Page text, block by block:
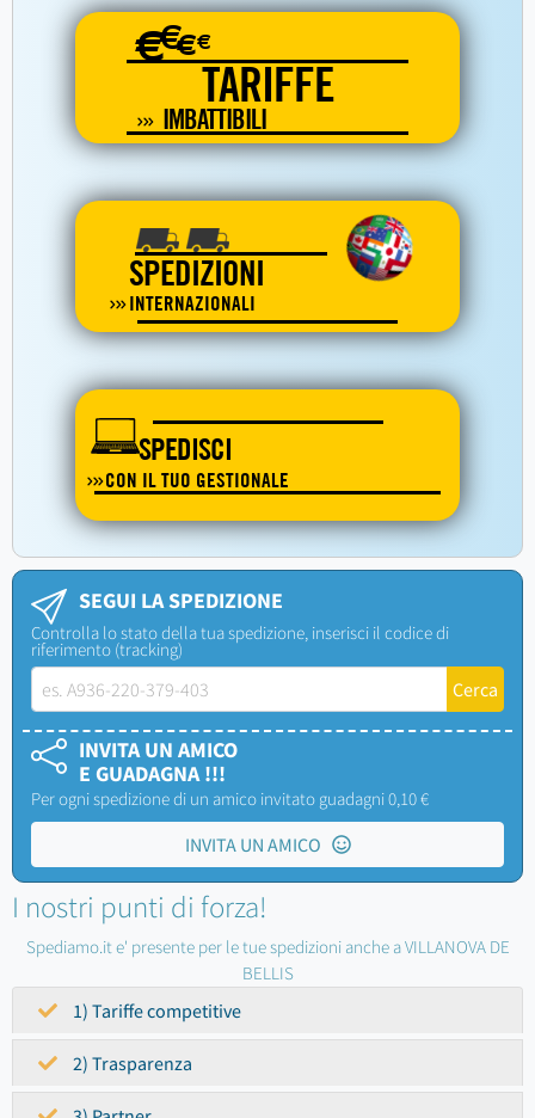
€€€€
TARIFFE
IMBATTIBILI
SPEDIZIONI
INTERNAZIONALI
SPEDISCI
CON IL TUO GESTIONALE
SEGUI LA SPEDIZIONE
Controlla lo stato della tua spedizione, inserisci il codice di
riferimento (tracking)
INVITA UN AMICO
E GUADAGNA !!!
Per ogni spedizione di un amico invitato guadagni 0,10 €
INVITA UN AMICO
I nostri punti di forza!
Spediamo.it e' presente per le tue spedizioni anche a VILLANOVA DE
BELLIS
1) Tariffe competitive
2) Trasparenza